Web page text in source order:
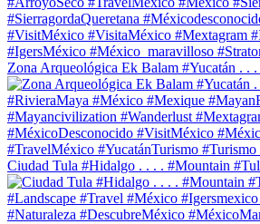
Zona Arqueológica Ek Balam #Yucatán . .
Ciudad Tula #Hidalgo . . . . #Mountain